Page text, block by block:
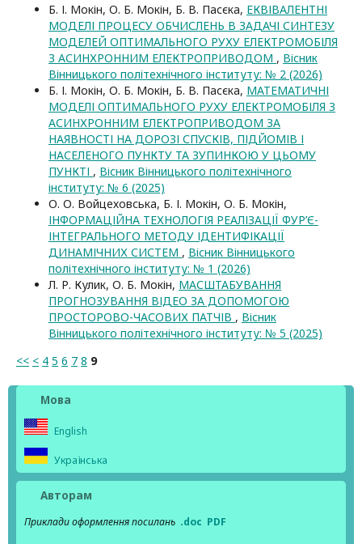
Б. І. Мокін, О. Б. Мокін, Б. В. Пасєка, ЕКВІВАЛЕНТНІ
МОДЕЛІ ПРОЦЕСУ ОБЧИСЛЕНЬ В ЗАДАЧІ СИНТЕЗУ
МОДЕЛЕЙ ОПТИМАЛЬНОГО РУХУ ЕЛЕКТРОМОБІЛЯ
З АСИНХРОННИМ ЕЛЕКТРОПРИВОДОМ , Вісник
Вінницького політехнічного інституту: № 2 (2026)
Б. І. Мокін, О. Б. Мокін, Б. В. Пасєка, МАТЕМАТИЧНІ
МОДЕЛІ ОПТИМАЛЬНОГО РУХУ ЕЛЕКТРОМОБІЛЯ З
АСИНХРОННИМ ЕЛЕКТРОПРИВОДОМ ЗА
НАЯВНОСТІ НА ДОРОЗІ СПУСКІВ, ПІДЙОМІВ І
НАСЕЛЕНОГО ПУНКТУ ТА ЗУПИНКОЮ У ЦЬОМУ
ПУНКТІ , Вісник Вінницького політехнічного
інституту: № 6 (2025)
О. О. Войцеховська, Б. І. Мокін, О. Б. Мокін,
ІНФОРМАЦІЙНА ТЕХНОЛОГІЯ РЕАЛІЗАЦІЇ ФУР’Є-
ІНТЕГРАЛЬНОГО МЕТОДУ ІДЕНТИФІКАЦІЇ
ДИНАМІЧНИХ СИСТЕМ , Вісник Вінницького
політехнічного інституту: № 1 (2026)
Л. Р. Кулик, О. Б. Мокін, МАСШТАБУВАННЯ
ПРОГНОЗУВАННЯ ВІДЕО ЗА ДОПОМОГОЮ
ПРОСТОРОВО-ЧАСОВИХ ПАТЧІВ , Вісник
Вінницького політехнічного інституту: № 5 (2025)
<< < 4 5 6 7 8 9
Мова
English
Українська
Авторам
Приклади оформлення посилань .doc PDF